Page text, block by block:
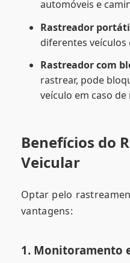
automóveis e
Rastreador
diferentes veículos
Rastreador com
rastrear, pode
veículo em caso
Benefícios do
Veicular
Optar pelo
vantagens:
1. Monitoramento